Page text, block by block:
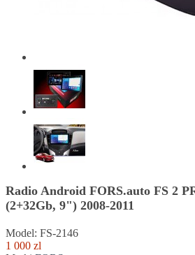
Radio Android FORS.auto FS 2
(2+32Gb, 9") 2008-2011
Model: FS-2146
1 000 zl